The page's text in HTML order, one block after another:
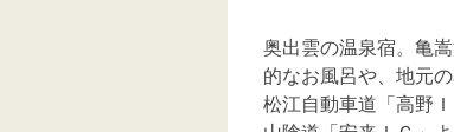
奥出雲の温泉宿。亀
的なお風呂や、地元
松江自動車道「高野